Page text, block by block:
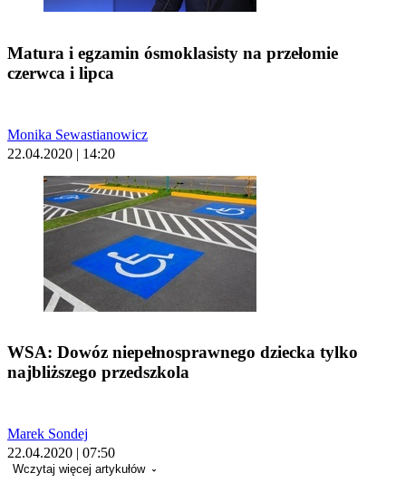
Matura i egzamin ósmoklasisty na przełomie
czerwca i lipca
Monika Sewastianowicz
22.04.2020 | 14:20
WSA: Dowóz niepełnosprawnego dziecka tylko
najbliższego przedszkola
Marek Sondej
22.04.2020 | 07:50
Wczytaj więcej artykułów